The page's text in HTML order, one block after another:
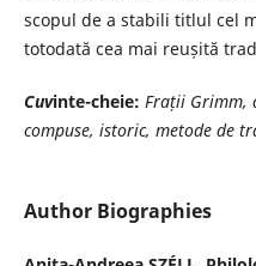
scopul de a stabili titlul cel
totodată cea mai reușită
Cuvinte-cheie: Frații Grimm,
compuse, istoric, metode de
Author Biographies